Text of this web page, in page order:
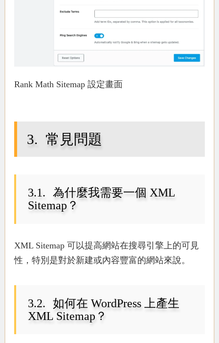
Rank Math Sitemap 設定畫面
常見問題
為什麼我需要一個 XML
Sitemap？
XML Sitemap 可以提高網站在搜尋引擎上的可見
性，特別是對於新建或內容豐富的網站來說。
如何在 WordPress 上產生
XML Sitemap？